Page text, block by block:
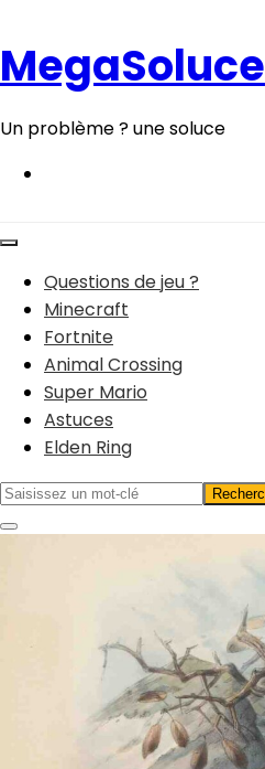
contenu
MegaSoluce
Un problème ? une soluce
Questions de jeu ?
Minecraft
Fortnite
Animal Crossing
Super Mario
Astuces
Elden Ring